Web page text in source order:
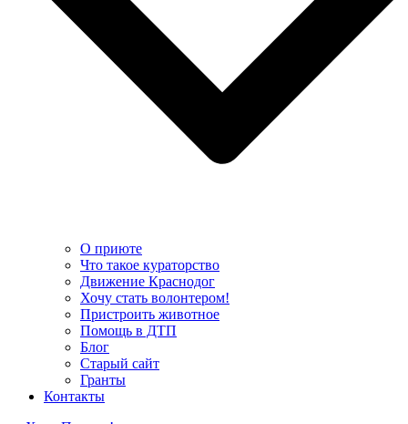
О приюте
Что такое кураторство
Движение Краснодог
Хочу стать волонтером!
Пристроить животное
Помощь в ДТП
Блог
Старый сайт
Гранты
Контакты